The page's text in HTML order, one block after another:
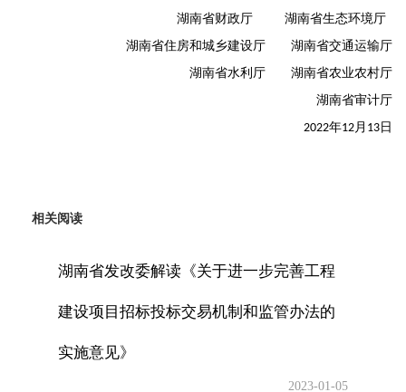
湖南省财政厅
湖南省生态环境厅
湖南省住房和城乡建设厅 湖南省交通运输厅
湖南省水利 厅 湖南省农业农村厅
湖南省审计厅
2022年12月 13 日
相关阅读
湖南省发改委解读《关于进一步完善工程
建设项目招标投标交易机制和监管办法的
实施意见》
2023-01-05